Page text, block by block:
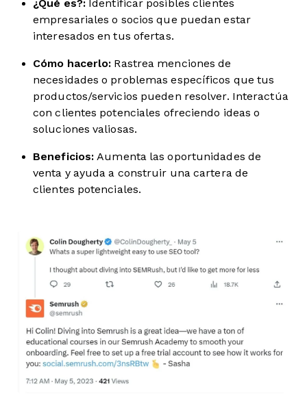
¿Qué es?: Identificar posibles clientes
empresariales o socios que puedan estar
interesados en tus ofertas.
Cómo hacerlo: Rastrea menciones de
necesidades o problemas específicos que tus
productos/servicios pueden resolver. Interactúa
con clientes potenciales ofreciendo ideas o
soluciones valiosas.
Beneficios: Aumenta las oportunidades de
venta y ayuda a construir una cartera de
clientes potenciales.